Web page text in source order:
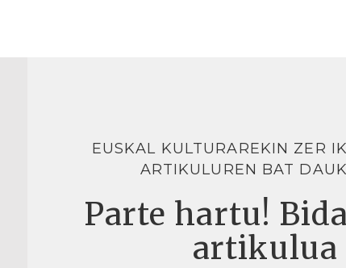
EUSKAL KULTURAREKIN ZER
ARTIKULUREN BAT
Parte hartu!
artikulua